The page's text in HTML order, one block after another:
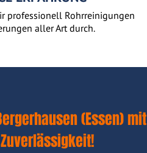
professionell Rohrreinigungen
aller Art durch.
(Essen) mit